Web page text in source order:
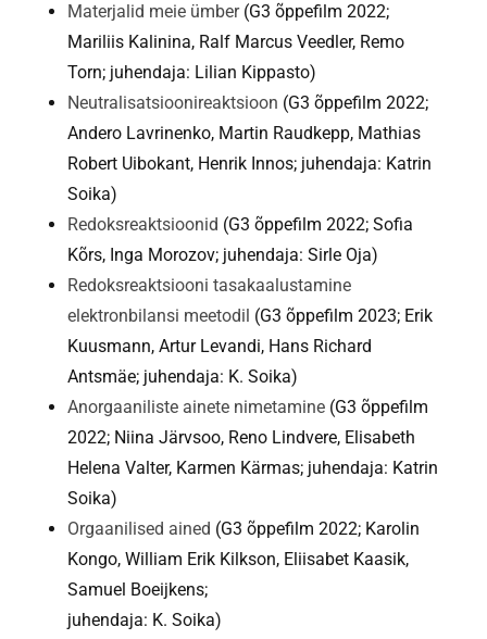
Materjalid meie ümber(G3 õppefilm 2022;
Mariliis Kalinina, Ralf Marcus Veedler, Remo
Torn; juhendaja: Lilian Kippasto)
Neutralisatsioonireaktsioon (G3 õppefilm 2022;
Andero Lavrinenko, Martin Raudkepp, Mathias
Robert Uibokant, Henrik Innos; juhendaja: Katrin
Soika)
Redoksreaktsioonid (G3 õppefilm 2022; Sofia
Kõrs, Inga Morozov; juhendaja: Sirle Oja)
Redoksreaktsiooni tasakaalustamine
elektronbilansi meetodil (G3 õppefilm 2023; Erik
Kuusmann, Artur Levandi, Hans Richard
Antsmäe; juhendaja: K. Soika)
Anorgaaniliste ainete nimetamine (G3 õppefilm
2022; Niina Järvsoo, Reno Lindvere, Elisabeth
Helena Valter, Karmen Kärmas; juhendaja: Katrin
Soika)
Orgaanilised ained (G3 õppefilm 2022; Karolin
Kongo, William Erik Kilkson, Eliisabet Kaasik,
Samuel Boeijkens;
juhendaja: K. Soika)